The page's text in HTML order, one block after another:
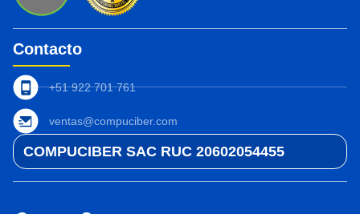
Contacto
+51 922 701 761
ventas@compuciber.com
COMPUCIBER SAC RUC 20602054455